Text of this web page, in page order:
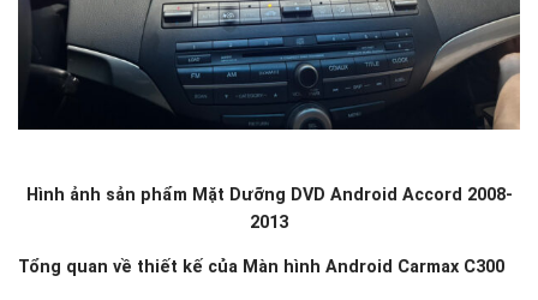
Hình ảnh sản phẩm Mặt Dưỡng DVD Android Accord 2008-
2013
Tổng quan về thiết kế của Màn hình Android Carmax C300